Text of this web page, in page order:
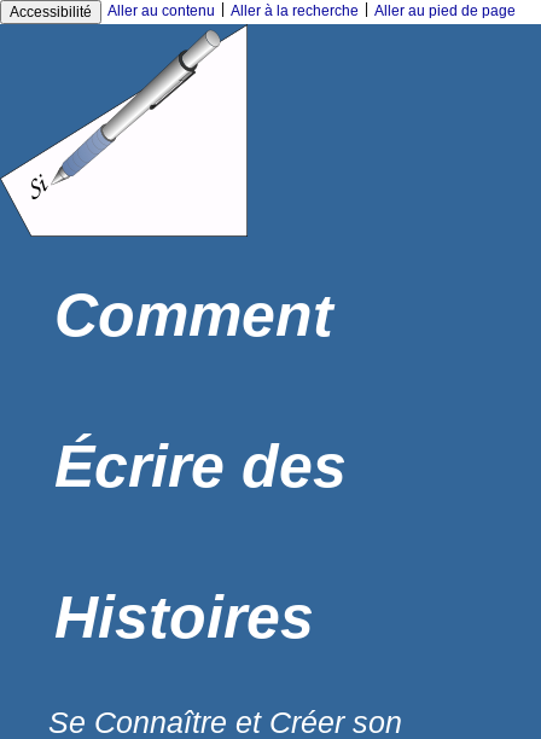
Accessibilité Aller au contenu Aller à la recherche Aller au pied de page
Comment
Écrire des
Histoires
Se Connaître et Créer son